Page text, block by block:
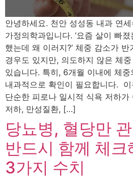
안녕하세요. 천안 성성동 내과 연세
가정의학과입니다. ‘요즘 살이 빠
했는데 왜 이러지?’ 체중 감소가
경우도 있지만, 의도하지 않은 체
있습니다. 특히, 6개월 이내에 체
내과적으로 확인이 필요합니다.
단순한 피로나 일시적 식욕 저하
저하, 만성질환, […]
당뇨병, 혈당만
반드시 함께 체크
3가지 수치